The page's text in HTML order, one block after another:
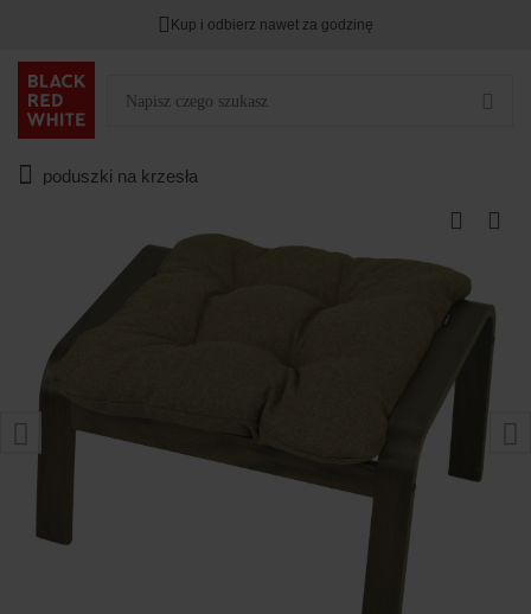
Kup i odbierz nawet za godzinę
poduszki na krzesła